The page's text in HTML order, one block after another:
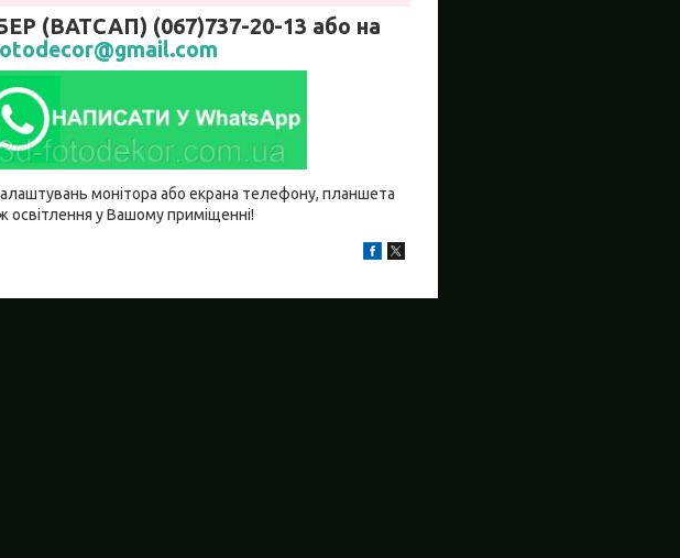
(067)737-20-13 або на
монітора або екрана телефону, планшета
освітлення у Вашому приміщенні!